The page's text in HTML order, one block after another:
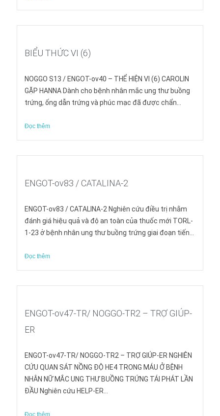
BIỂU THỨC VI (6)
NOGGO S13 / ENGOT-ov40 – THỂ HIỆN VI (6) CAROLIN
GẶP HANNA Dành cho bệnh nhân mắc ung thư buồng
trứng, ống dẫn trứng và phúc mạc đã được chẩn...
Đọc thêm
ENGOT-ov83 / CATALINA-2
ENGOT-ov83 / CATALINA-2 Nghiên cứu điều trị nhằm
đánh giá hiệu quả và độ an toàn của thuốc mới TORL-
1-23 ở bệnh nhân ung thư buồng trứng giai đoạn tiến...
Đọc thêm
ENGOT-ov47-TR/ NOGGO-TR2 – TRỢ GIÚP-
ER
ENGOT-ov47-TR/ NOGGO-TR2 – TRỢ GIÚP-ER NGHIÊN
CỨU QUAN SÁT NỒNG ĐỘ HE4 TRONG MÁU Ở BỆNH
NHÂN NỮ MẮC UNG THƯ BUỒNG TRỨNG TÁI PHÁT LẦN
ĐẦU Nghiên cứu HELP-ER...
Đọc thêm